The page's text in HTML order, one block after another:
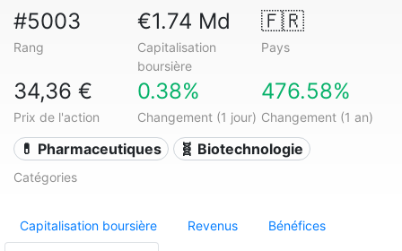
#5003
Rang
€1.74 Md
Capitalisation
boursière
🇫🇷
Pays
34,36 €
Prix de l'action
0.38%
Changement (1 jour)
476.58%
Changement (1 an)
💊 Pharmaceutiques 🧬 Biotechnologie
Catégories
Capitalisation boursière Revenus Bénéfices